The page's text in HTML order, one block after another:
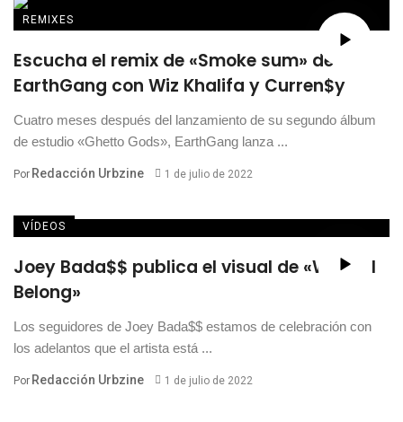
REMIXES
Escucha el remix de «Smoke sum» de
EarthGang con Wiz Khalifa y Curren$y
Cuatro meses después del lanzamiento de su segundo álbum
de estudio «Ghetto Gods», EarthGang lanza ...
Por Redacción Urbzine 1 de julio de 2022
VÍDEOS
Joey Bada$$ publica el visual de «Where I
Belong»
Los seguidores de Joey Bada$$ estamos de celebración con
los adelantos que el artista está ...
Por Redacción Urbzine 1 de julio de 2022